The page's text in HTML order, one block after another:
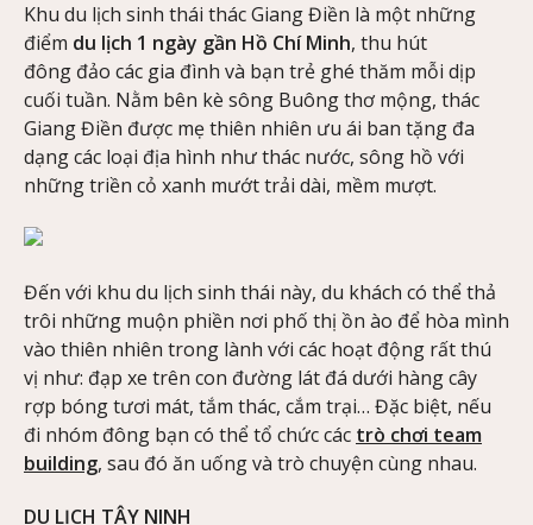
Khu du lịch sinh thái thác Giang Điền là một những
điểm du lịch 1 ngày gần Hồ Chí Minh, thu hút
đông đảo các gia đình và bạn trẻ ghé thăm mỗi dịp
cuối tuần. Nằm bên kè sông Buông thơ mộng, thác
Giang Điền được mẹ thiên nhiên ưu ái ban tặng đa
dạng các loại địa hình như thác nước, sông hồ với
những triền cỏ xanh mướt trải dài, mềm mượt.
Đến với khu du lịch sinh thái này, du khách có thể thả
trôi những muộn phiền nơi phố thị ồn ào để hòa mình
vào thiên nhiên trong lành với các hoạt động rất thú
vị như: đạp xe trên con đường lát đá dưới hàng cây
rợp bóng tươi mát, tắm thác, cắm trại… Đặc biệt, nếu
đi nhóm đông bạn có thể tổ chức các trò chơi team
building, sau đó ăn uống và trò chuyện cùng nhau.
DU LỊCH TÂY NINH